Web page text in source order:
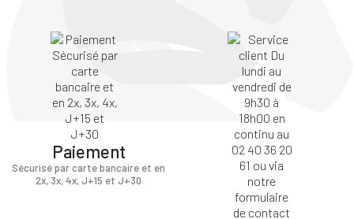
Paiement
Sécurisé par carte bancaire et en
2x, 3x, 4x, J+15 et J+30